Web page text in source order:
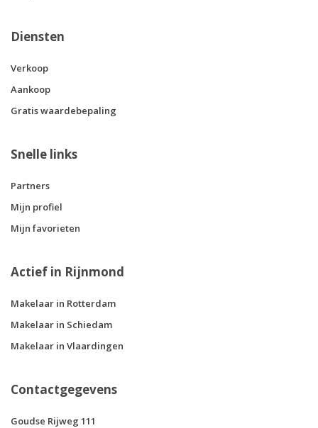
Diensten
Verkoop
Aankoop
Gratis waardebepaling
Snelle links
Partners
Mijn profiel
Mijn favorieten
Actief in Rijnmond
Makelaar in Rotterdam
Makelaar in Schiedam
Makelaar in Vlaardingen
Contactgegevens
Goudse Rijweg 111